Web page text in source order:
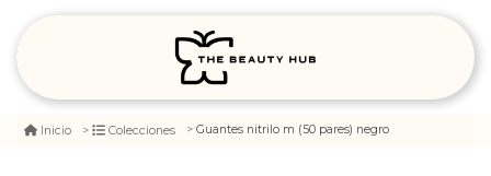
Inicio Colecciones Guantes nitrilo m (50 pares) negro